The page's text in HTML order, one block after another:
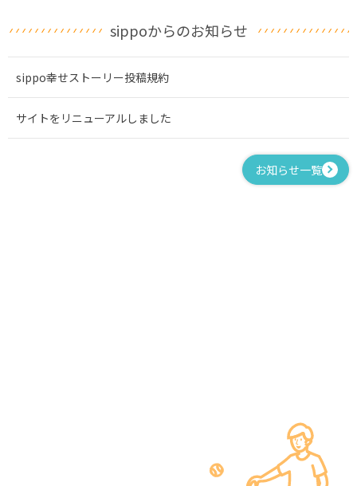
sippoからのお知らせ
sippo幸せストーリー投稿規約
サイトをリニューアルしました
お知らせ一覧